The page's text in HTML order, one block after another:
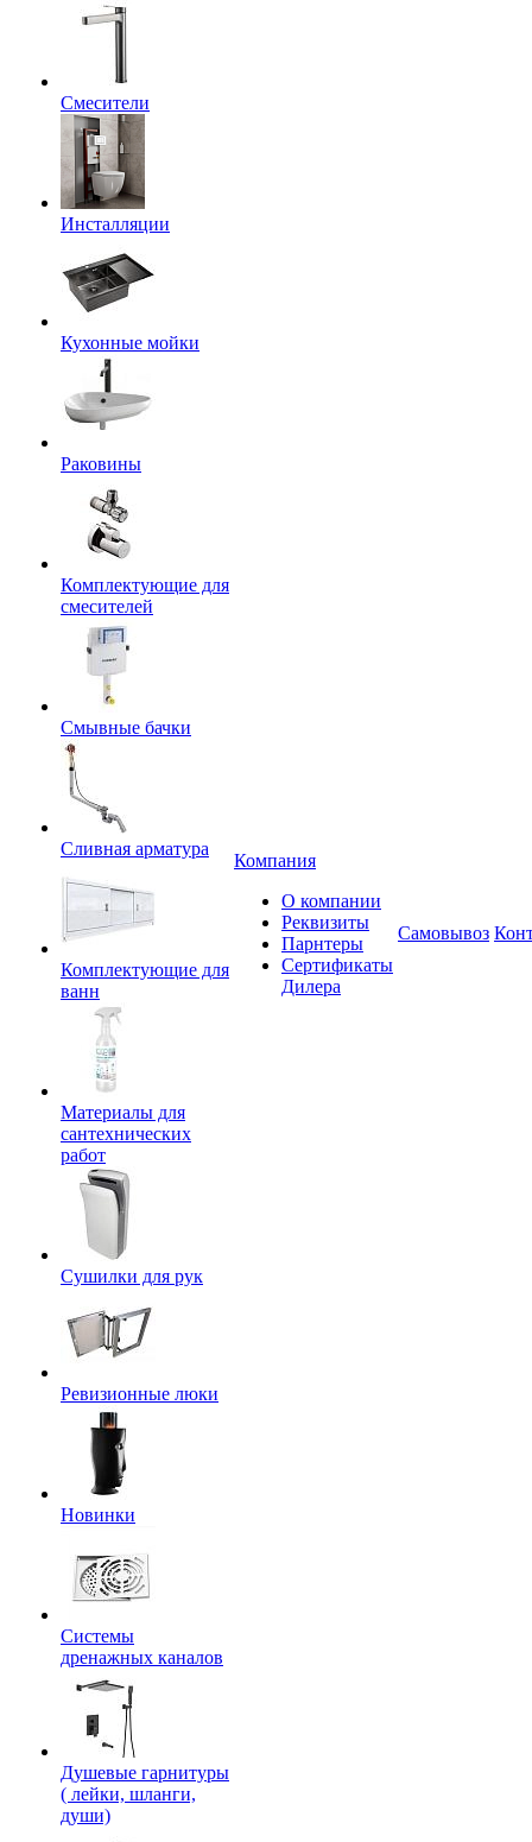
Смесители
Инсталляции
Кухонные мойки
Раковины
Комплектующие для
смесителей
Смывные бачки
Сливная арматура
Комплектующие для
ванн
Материалы для
сантехнических
работ
Сушилки для рук
Ревизионные люки
Новинки
Системы
дренажных каналов
Душевые гарнитуры
( лейки, шланги,
души)
Компания
О компании
Реквизиты
Парнтеры
Сертификаты
Дилера
Самовывоз